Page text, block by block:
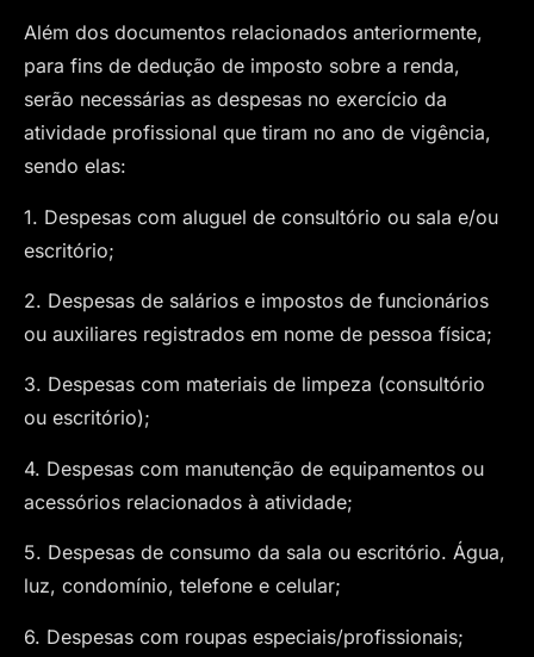
Além dos documentos relacionados anteriormente,
para fins de dedução de imposto sobre a renda,
serão necessárias as despesas no exercício da
atividade profissional que tiram no ano de vigência,
sendo elas:
1. Despesas com aluguel de consultório ou sala e/ou
escritório;
2. Despesas de salários e impostos de funcionários
ou auxiliares registrados em nome de pessoa física;
3. Despesas com materiais de limpeza (consultório
ou escritório);
4. Despesas com manutenção de equipamentos ou
acessórios relacionados à atividade;
5. Despesas de consumo da sala ou escritório. Água,
luz, condomínio, telefone e celular;
6. Despesas com roupas especiais/profissionais;